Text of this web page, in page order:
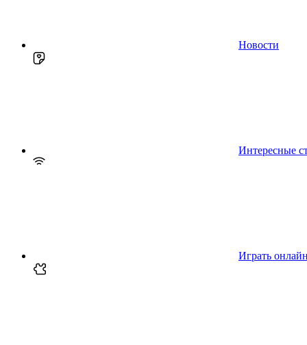
Новости
Интересные
Играть онлайн